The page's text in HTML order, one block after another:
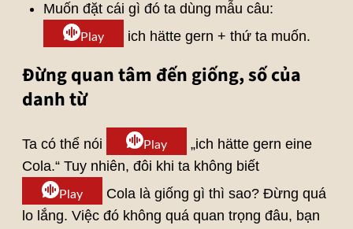
Muốn đặt cái gì đó ta dùng mẫu câu:
Play ich hätte gern + thứ ta muốn.
Đừng quan tâm đến giống, số của
danh từ
Ta có thể nói Play
„ich hätte gern eine
Cola.“ Tuy nhiên, đôi khi ta không biết
Play
Cola là giống gì thì sao? Đừng quá
lo lắng. Việc đó không quá quan trọng đâu, bạn